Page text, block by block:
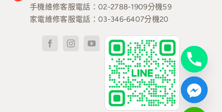
手機維修客服電話：02-2788-1909分機59
家電維修客服電話：03-346-6407分機20